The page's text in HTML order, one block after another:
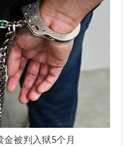
被判入狱5个月